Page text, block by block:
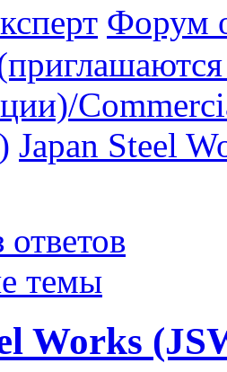
Форум
Japan Steel
темы
Works